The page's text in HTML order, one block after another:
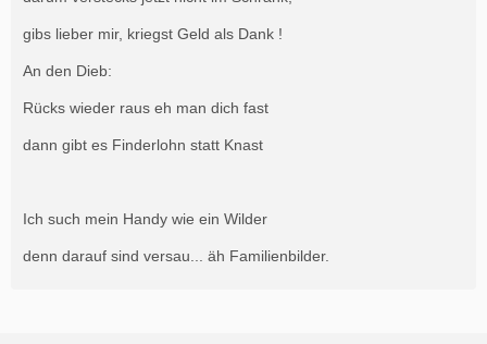
gibs lieber mir, kriegst Geld als Dank !
An den Dieb:
Rücks wieder raus eh man dich fast
dann gibt es Finderlohn statt Knast
Ich such mein Handy wie ein Wilder
denn darauf sind versau... äh Familienbilder.